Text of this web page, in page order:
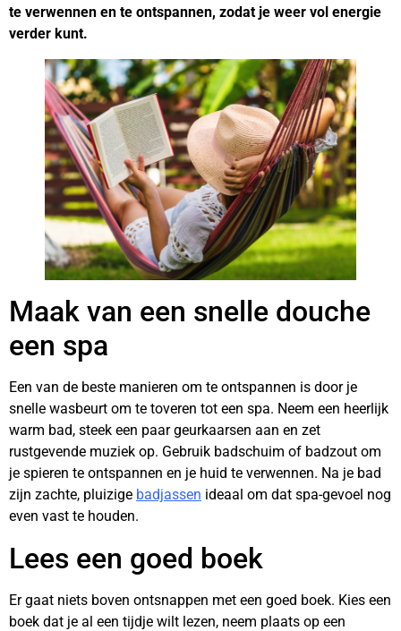
te verwennen en te ontspannen, zodat je weer vol energie
verder kunt.
Maak van een snelle douche
een spa
Een van de beste manieren om te ontspannen is door je
snelle wasbeurt om te toveren tot een spa. Neem een heerlijk
warm bad, steek een paar geurkaarsen aan en zet
rustgevende muziek op. Gebruik badschuim of badzout om
je spieren te ontspannen en je huid te verwennen. Na je bad
zijn zachte, pluizige badjassen ideaal om dat spa-gevoel nog
even vast te houden.
Lees een goed boek
Er gaat niets boven ontsnappen met een goed boek. Kies een
boek dat je al een tijdje wilt lezen, neem plaats op een